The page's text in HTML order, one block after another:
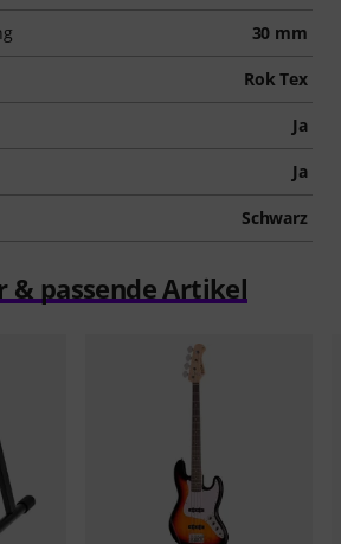
30 mm
Rok Tex
Ja
Ja
Schwarz
& passende Artikel